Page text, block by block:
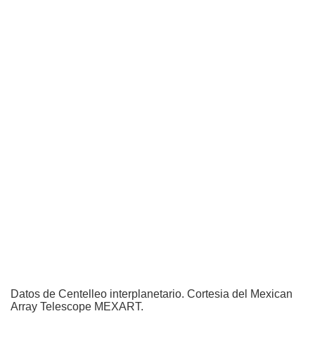
Datos de Centelleo interplanetario. Cortesia del Mexican
Array Telescope MEXART.